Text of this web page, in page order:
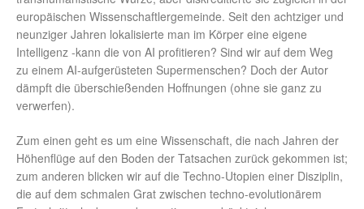
europäischen Wissenschaftlergemeinde. Seit den achtziger und
neunziger Jahren lokalisierte man im Körper eine eigene
Intelligenz -kann die von AI profitieren? Sind wir auf dem Weg
zu einem AI-aufgerüsteten Supermenschen? Doch der Autor
dämpft die überschießenden Hoffnungen (ohne sie ganz zu
verwerfen).
Zum einen geht es um eine Wissenschaft, die nach Jahren der
Höhenflüge auf den Boden der Tatsachen zurück gekommen ist;
zum anderen blicken wir auf die Techno-Utopien einer Disziplin,
die auf dem schmalen Grat zwischen techno-evolutionärem